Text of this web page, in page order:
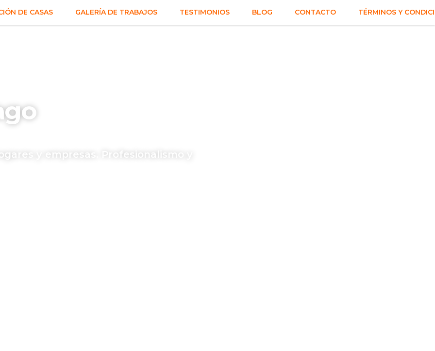
DE CASAS GALERÍA DE TRABAJOS TESTIMONIOS BLOG CONTACTO TÉRMINOS Y
y empresas. Profesionalismo y